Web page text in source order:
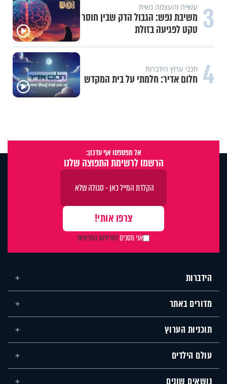
3 עשייה והעצמה נשית
משיבת נפש: הגבול הדק שבין חוסר
טקט לפגיעה בזולת
4 תכני ערוץ הידברות
חלום אדיר: חלמתי על בית המקדש
אל תפספסו אף עדכון:
הרשמו לרשימת התפוצה שלנו
אני מסכיםלמדיניות הפרטיות
הידברות
מדורים באתר
תוכניות הערוץ
עולם הילדים